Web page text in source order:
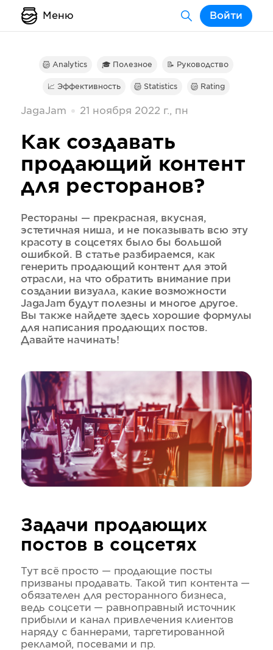
Меню Войти
Analytics 🎓 Полезное 📝 Руководство
📈 Эффективность Statistics Rating
JagaJam 21 ноября 2022 г., пн
Как создавать
продающий контент
для ресторанов?
Рестораны — прекрасная, вкусная,
эстетичная ниша, и не показывать всю эту
красоту в соцсетях было бы большой
ошибкой. В статье разбираемся, как
генерить продающий контент для этой
отрасли, на что обратить внимание при
создании визуала, какие возможности
JagaJam будут полезны и многое другое.
Вы также найдете здесь хорошие формулы
для написания продающих постов.
Давайте начинать!
Задачи продающих
постов в соцсетях
Тут всё просто — продающие посты
призваны продавать. Такой тип контента —
обязателен для ресторанного бизнеса,
ведь соцсети — равноправный источник
прибыли и канал привлечения клиентов
наряду с баннерами, таргетированной
рекламой, посевами и пр.